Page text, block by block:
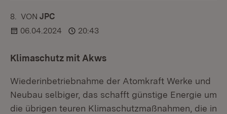
8. KOMMENTAR
VON :JPC
06.04.2024
20:43
Klimaschutz mit Akws
Wiederinbetriebnahme der Atomkraft Werke und
Neubau selbiger, das schafft günstige Energie um
die übrigen teuren Klimaschutzmaßnahmen, die in